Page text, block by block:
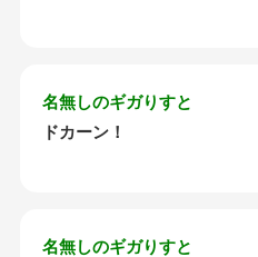
名無しのギガりすと
ドカーン！
名無しのギガりすと